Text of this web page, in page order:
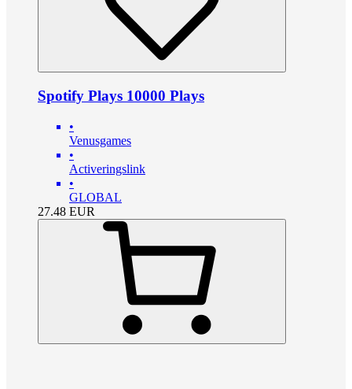
Spotify Plays 10000 Plays
•
Venusgames
•
Activeringslink
•
GLOBAL
27.48 EUR